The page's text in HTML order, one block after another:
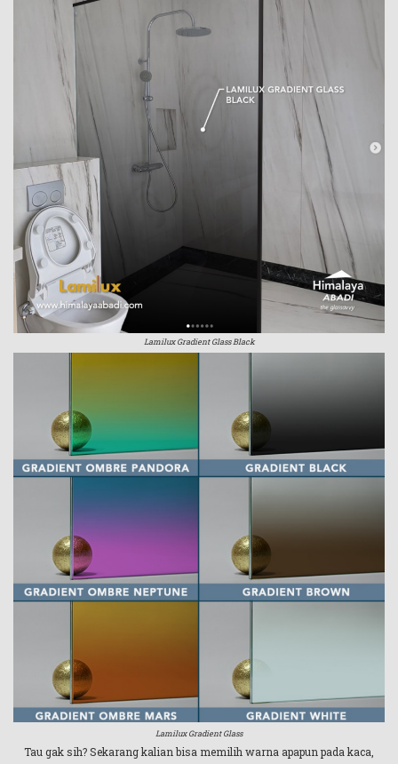
Lamilux Gradient Glass Black
Lamilux Gradient Glass
Tau gak sih? Sekarang kalian bisa memilih warna apapun pada kaca,